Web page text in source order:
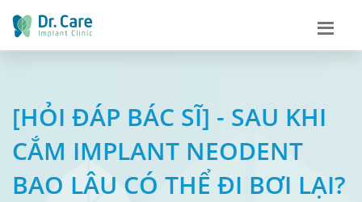
[HỎI ĐÁP BÁC SĨ] - SAU KHI
CẮM IMPLANT NEODENT
BAO LÂU CÓ THỂ ĐI BƠI LẠI?